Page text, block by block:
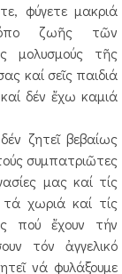
φύγετε μακριά
ζωῆς τῶν
μολυσμούς τῆς
καί σεῖς παιδιά
δέν ἔχω καμιά
ζητεῖ βεβαίως
συμπατριῶτες
μας καί τίς
τά χωριά καί τίς
πού ἔχουν τήν
τόν ἀγγελικό
νά φυλάξουμε